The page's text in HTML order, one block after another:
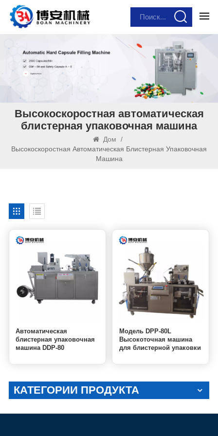
Высокоскоростная автоматическая
блистерная упаковочная машина
Дом
/
Высокоскоростная Автоматическая Блистерная Упаковочная
Машина
Автоматическая
блистерная упаковочная
машина DDP-80
Модель DPP-80L
Высокоточная машина
для блистерной упаковки
жидкой Al-пленки из ПВХ
КАТЕГОРИИ ПРОДУКТА